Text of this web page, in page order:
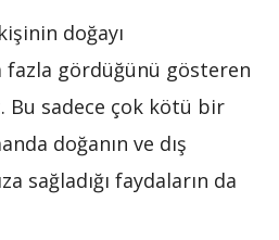
doğayı
fazla gördüğünü gösteren
Bu sadece çok kötü bir
doğanın ve dış
sağladığı faydaların da